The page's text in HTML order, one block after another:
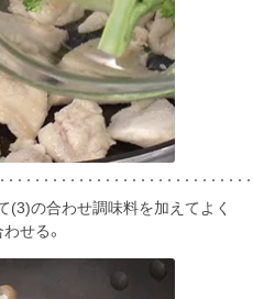
(3)の合わせ調味料を加えてよく
せる。